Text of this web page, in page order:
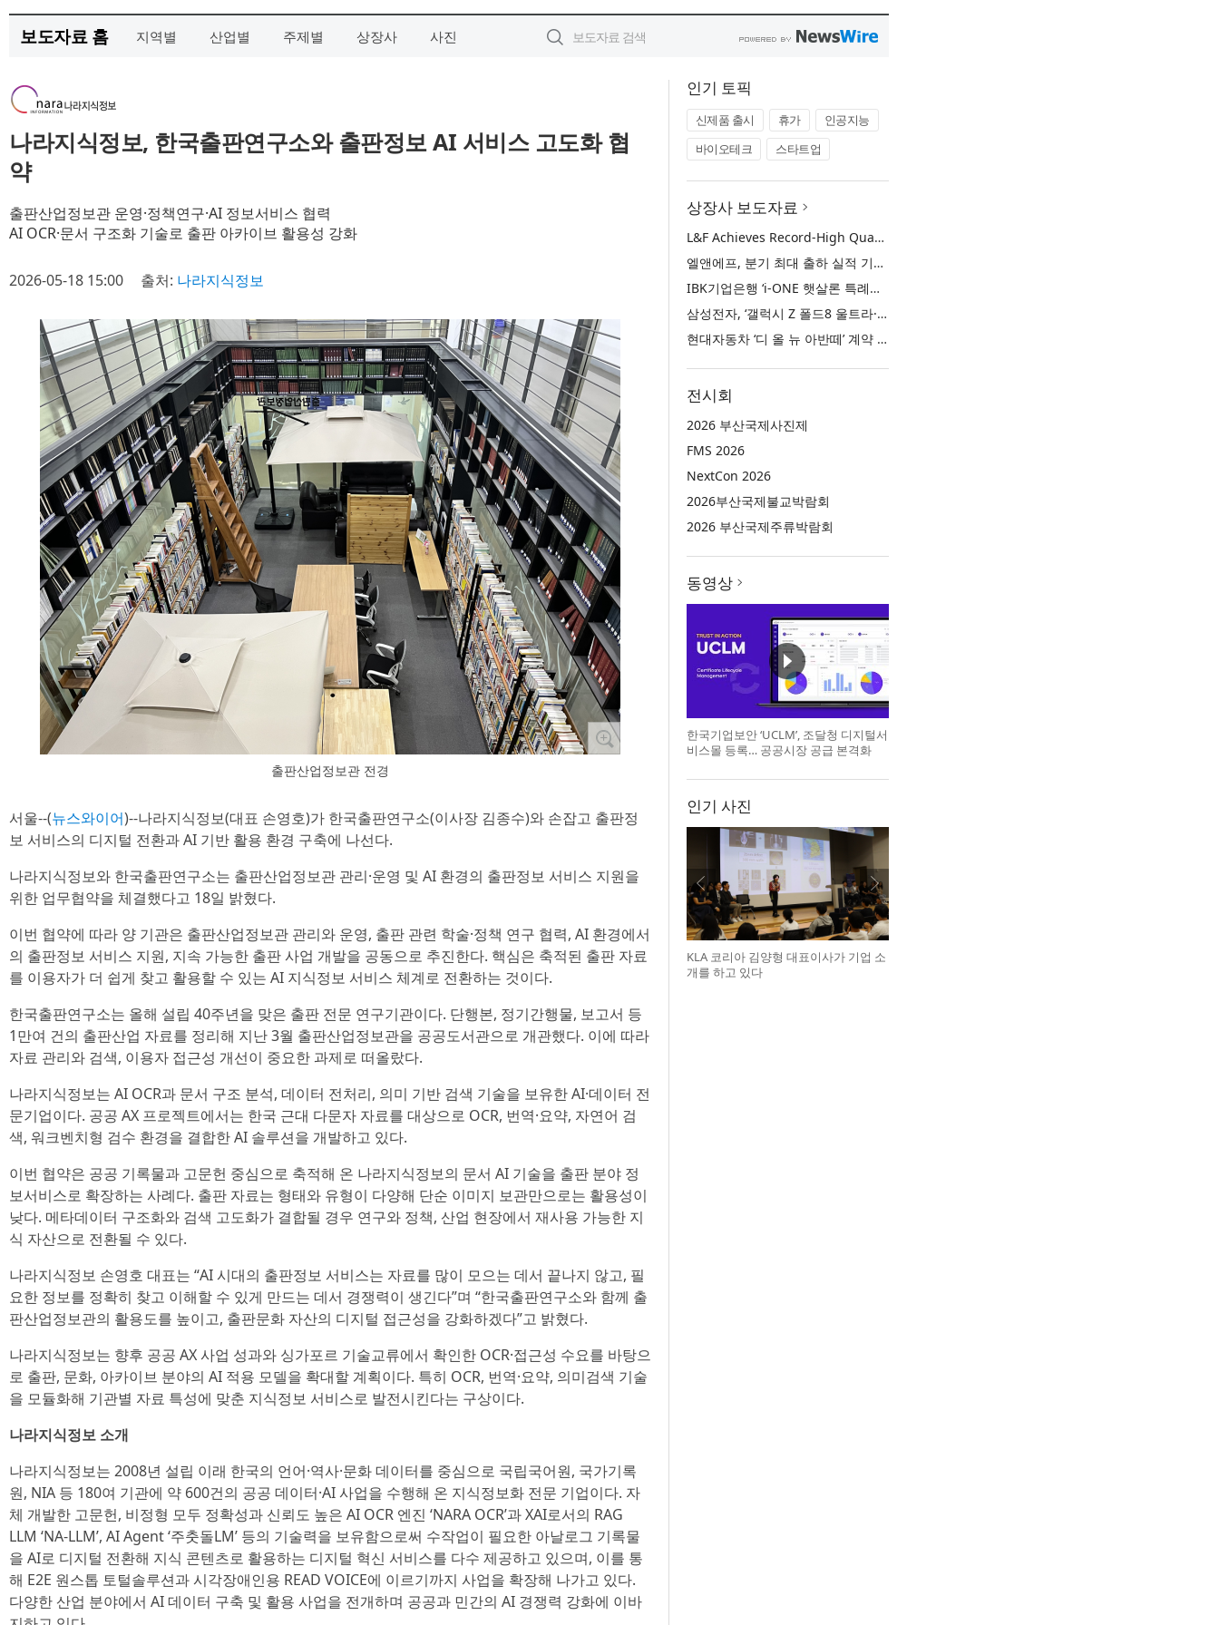
보도자료 홈 지역별 산업별 주제별 상장사 사진
나라지식정보, 한국출판연구소와 출판정보 AI 서비스 고도화 협
약
출판산업정보관 운영·정책연구·AI 정보서비스 협력
AI OCR·문서 구조화 기술로 출판 아카이브 활용성 강화
2026-05-18 15:00 출처: 나라지식정보
출판산업정보관 전경
서울--(뉴스와이어)--나라지식정보(대표 손영호)가 한국출판연구소(이사장 김종수)와 손잡고 출판정
보 서비스의 디지털 전환과 AI 기반 활용 환경 구축에 나선다.
나라지식정보와 한국출판연구소는 출판산업정보관 관리·운영 및 AI 환경의 출판정보 서비스 지원을
위한 업무협약을 체결했다고 18일 밝혔다.
이번 협약에 따라 양 기관은 출판산업정보관 관리와 운영, 출판 관련 학술·정책 연구 협력, AI 환경에서
의 출판정보 서비스 지원, 지속 가능한 출판 사업 개발을 공동으로 추진한다. 핵심은 축적된 출판 자료
를 이용자가 더 쉽게 찾고 활용할 수 있는 AI 지식정보 서비스 체계로 전환하는 것이다.
한국출판연구소는 올해 설립 40주년을 맞은 출판 전문 연구기관이다. 단행본, 정기간행물, 보고서 등
1만여 건의 출판산업 자료를 정리해 지난 3월 출판산업정보관을 공공도서관으로 개관했다. 이에 따라
자료 관리와 검색, 이용자 접근성 개선이 중요한 과제로 떠올랐다.
나라지식정보는 AI OCR과 문서 구조 분석, 데이터 전처리, 의미 기반 검색 기술을 보유한 AI·데이터 전
문기업이다. 공공 AX 프로젝트에서는 한국 근대 다문자 자료를 대상으로 OCR, 번역·요약, 자연어 검
색, 워크벤치형 검수 환경을 결합한 AI 솔루션을 개발하고 있다.
이번 협약은 공공 기록물과 고문헌 중심으로 축적해 온 나라지식정보의 문서 AI 기술을 출판 분야 정
보서비스로 확장하는 사례다. 출판 자료는 형태와 유형이 다양해 단순 이미지 보관만으로는 활용성이
낮다. 메타데이터 구조화와 검색 고도화가 결합될 경우 연구와 정책, 산업 현장에서 재사용 가능한 지
식 자산으로 전환될 수 있다.
나라지식정보 손영호 대표는 “AI 시대의 출판정보 서비스는 자료를 많이 모으는 데서 끝나지 않고, 필
요한 정보를 정확히 찾고 이해할 수 있게 만드는 데서 경쟁력이 생긴다”며 “한국출판연구소와 함께 출
판산업정보관의 활용도를 높이고, 출판문화 자산의 디지털 접근성을 강화하겠다”고 밝혔다.
나라지식정보는 향후 공공 AX 사업 성과와 싱가포르 기술교류에서 확인한 OCR·접근성 수요를 바탕으
로 출판, 문화, 아카이브 분야의 AI 적용 모델을 확대할 계획이다. 특히 OCR, 번역·요약, 의미검색 기술
을 모듈화해 기관별 자료 특성에 맞춘 지식정보 서비스로 발전시킨다는 구상이다.
나라지식정보 소개
나라지식정보는 2008년 설립 이래 한국의 언어·역사·문화 데이터를 중심으로 국립국어원, 국가기록
원, NIA 등 180여 기관에 약 600건의 공공 데이터·AI 사업을 수행해 온 지식정보화 전문 기업이다. 자
체 개발한 고문헌, 비정형 모두 정확성과 신뢰도 높은 AI OCR 엔진 ‘NARA OCR’과 XAI로서의 RAG
LLM ‘NA-LLM’, AI Agent ‘주춧돌LM’ 등의 기술력을 보유함으로써 수작업이 필요한 아날로그 기록물
을 AI로 디지털 전환해 지식 콘텐츠로 활용하는 디지털 혁신 서비스를 다수 제공하고 있으며, 이를 통
해 E2E 원스톱 토털솔루션과 시각장애인용 READ VOICE에 이르기까지 사업을 확장해 나가고 있다.
다양한 산업 분야에서 AI 데이터 구축 및 활용 사업을 전개하며 공공과 민간의 AI 경쟁력 강화에 이바
인기 토픽
신제품 출시 휴가
인공지능
바이오테크
스타트업
상장사 보도자료
L&F Achieves Record-High Quarterly Shipments, Begins LFP Supply for North American ESS in Q3 Advancing its Two-Track NCM and LFP Growth Strategy
엘앤에프, 분기 최대 출하 실적 기록… 3분기 북미 ESS향 LFP 공급 착수 NCM+LFP ‘2-Track’ 성장 전략 실현
IBK기업은행 ‘i-ONE 햇살론 특례보증’ 출시
삼성전자, ‘갤럭시 Z 폴드8 울트라·폴드8·플립8’과 ‘갤럭시 워치 울트라2·워치9’ 국내 공식 출시
현대자동차 ‘디 올 뉴 아반떼’ 계약 첫날 1만 대 돌파
전시회
2026 부산국제사진제
FMS 2026
NextCon 2026
2026부산국제불교박람회
2026 부산국제주류박람회
동영상
한국기업보안 ‘UCLM’, 조달청 디지털서
비스몰 등록… 공공시장 공급 본격화
인기 사진
KLA 코리아 김양형 대표이사가 기업 소
개를 하고 있다